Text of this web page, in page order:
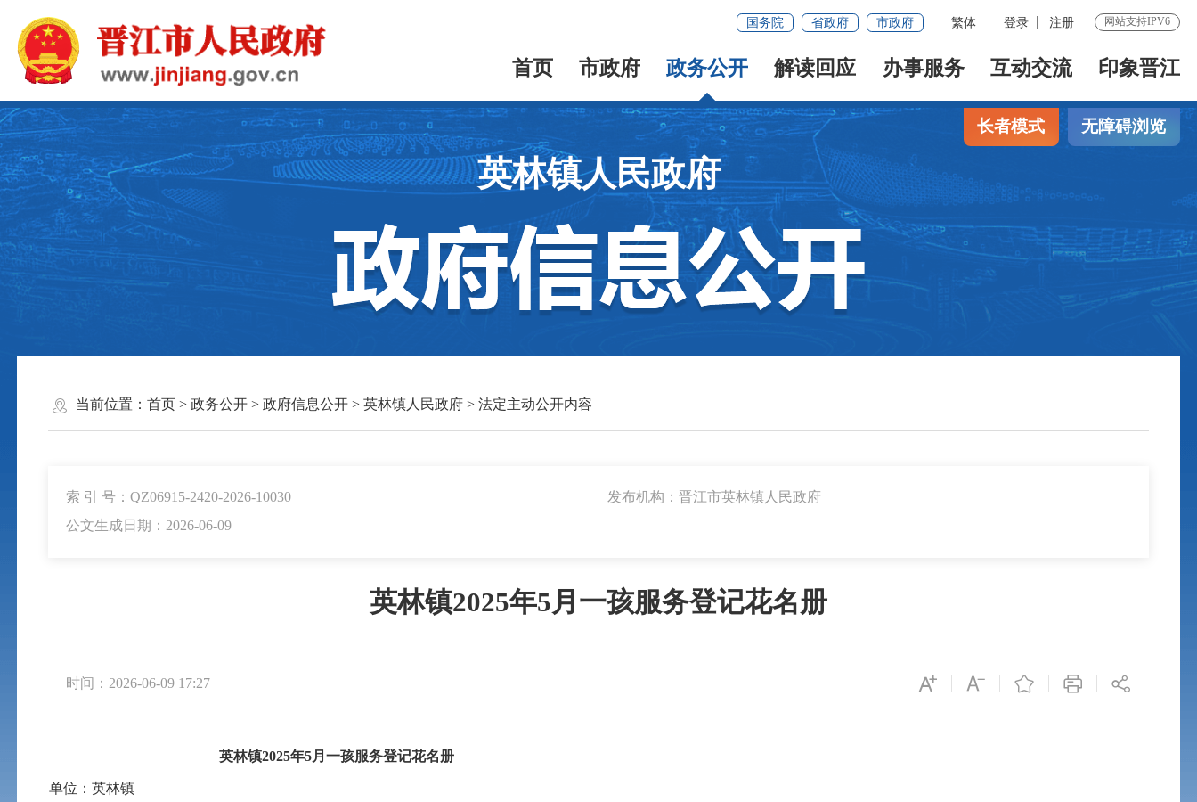
国务院 省政府 市政府 繁体 登录 注册 网站支持IPV6
首页 市政府 政务公开 解读回应 办事服务 互动交流 印象晋江
长者模式 无障碍浏览
英林镇人民政府
当前位置： 首页> 政务公开> 政府信息公开> 英林镇人民政府> 法定主动公开内容
索 引 号：QZ06915-2420-2026-10030
发布机构：晋江市英林镇人民政府
公文生成日期：2026-06-09
英林镇2025年5月一孩服务登记花名册
时间：2026-06-09 17:27
英林镇2025年5月一孩服务登记花名册
单位：英林镇